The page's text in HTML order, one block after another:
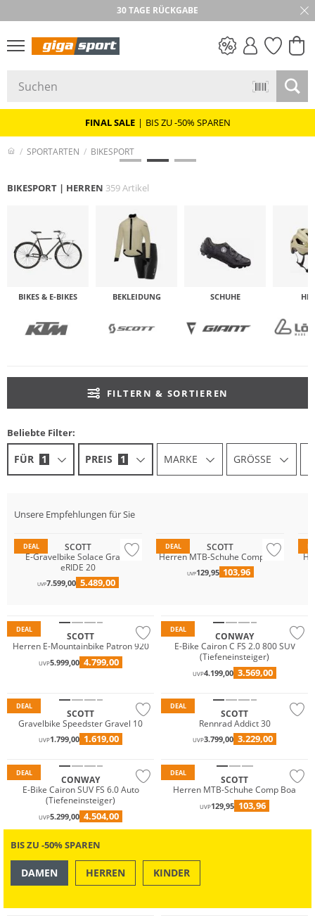
★★★★★ 4,8 / 5,0 STERNE
30 TAGE RÜCKGABE
FINAL SALE | BIS ZU -50% SPAREN
SPORTARTEN BIKESPORT
BIKESPORT | HERREN 359 Artikel
BIKES & E-BIKES BEKLEIDUNG SCHUHE
FILTERN & SORTIEREN
Beliebte Filter:
FÜR 1 PREIS 1 MARKE GRÖSSE
Unsere Empfehlungen für Sie
DEAL
SCOTT
E-Gravelbike Solace Gravel
eRIDE 20
UVP7.599,00 5.489,00
DEAL
SCOTT
Herren MTB-Schuhe Comp Boa
UVP129,95 103,96
DEAL
SCOTT
Herren E-Mountainbike Patron 920
UVP5.999,00 4.799,00
DEAL
CONWAY
E-Bike Cairon C FS 2.0 800 SUV
(Tiefeneinsteiger)
UVP4.199,00 3.569,00
DEAL
SCOTT
Gravelbike Speedster Gravel 10
UVP1.799,00 1.619,00
DEAL
SCOTT
Rennrad Addict 30
UVP3.799,00 3.229,00
DEAL
CONWAY
E-Bike Cairon SUV FS 6.0 Auto
(Tiefeneinsteiger)
UVP5.299,00 4.504,00
DEAL
SCOTT
Herren MTB-Schuhe Comp Boa
UVP129,95 103,96
BIS ZU -50% SPAREN
DAMEN HERREN KINDER